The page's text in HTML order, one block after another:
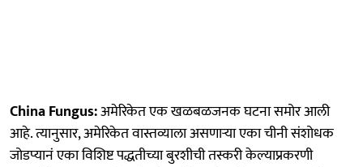
China Fungus:अमेरिकेत एक खळबळजनक घटना समोर आली
आहे. त्यानुसार, अमेरिकेत वास्तव्याला असणाऱ्या एका चीनी संशोधक
जोडप्यानं एका विशिष्ट पद्धतीच्या बुरशीची तस्करी केल्याप्रकरणी